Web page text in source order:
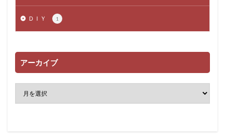
ＤＩＹ 1
アーカイブ